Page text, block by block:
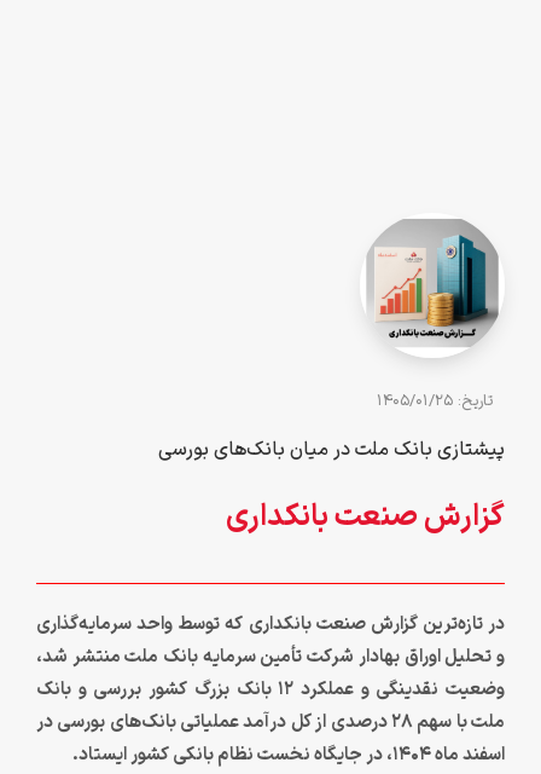
تاريخ: 1405/01/25
پیشتازی بانک ملت در میان بانک‌های بورسی
گزارش صنعت بانکداری
در تازه‌ترین گزارش صنعت بانکداری که توسط واحد سرمایه‌گذاری
و تحلیل اوراق بهادار شرکت تأمین سرمایه بانک ملت منتشر شد،
وضعیت نقدینگی و عملکرد ۱2 بانک بزرگ کشور بررسی و بانک
ملت با سهم ۲۸ درصدی از کل درآمد عملیاتی بانک‌های بورسی در
اسفند ماه ۱۴۰۴، در جایگاه نخست نظام بانکی کشور ایستاد.